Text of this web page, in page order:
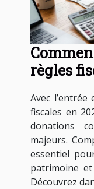
règles
Avec
fiscales en
donations
majeurs.
essentiel
patrimoine
Découvrez